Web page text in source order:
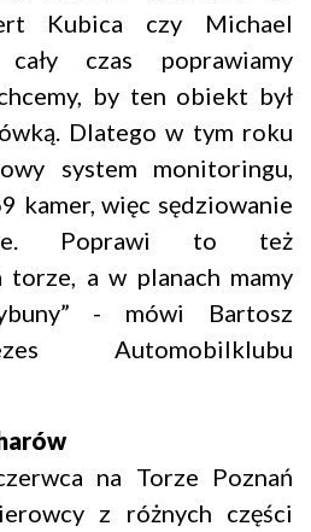
Kubica czy Michael
czas poprawiamy
by ten obiekt był
Dlatego w tym roku
system monitoringu,
kamer, więc sędziowanie
Poprawi to też
torze, a w planach mamy
- mówi Bartosz
Automobilklubu
na Torze Poznań
z różnych części